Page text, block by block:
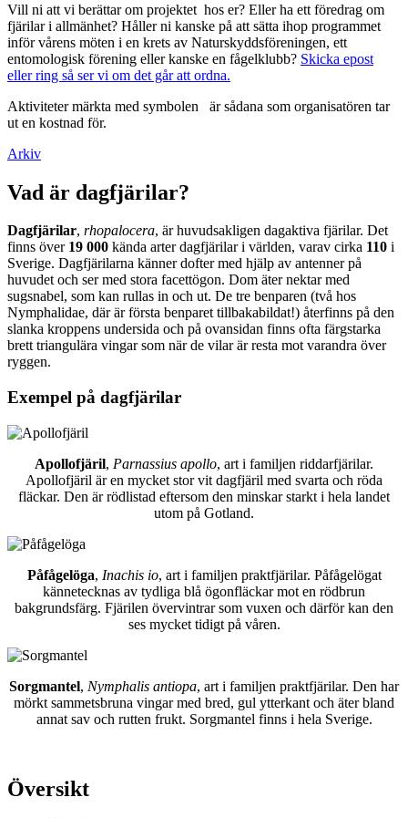
Vill ni att vi berättar om projektet hos er? Eller ha ett föredrag om
fjärilar i allmänhet? Håller ni kanske på att sätta ihop programmet
inför vårens möten i en krets av Naturskyddsföreningen, ett
entomologisk förening eller kanske en fågelklubb? Skicka epost
eller ring så ser vi om det går att ordna.
Aktiviteter märkta med symbolen
är sådana som organisatören tar
ut en kostnad för.
Arkiv
Vad är dagfjärilar?
Dagfjärilar, rhopalocera, är huvudsakligen dagaktiva fjärilar. Det
finns över 19 000 kända arter dagfjärilar i världen, varav cirka 110 i
Sverige. Dagfjärilarna känner dofter med hjälp av antenner på
huvudet och ser med stora facettögon. Dom äter nektar med
sugsnabel, som kan rullas in och ut. De tre benparen (två hos
Nymphalidae, där är första benparet tillbakabildat!) återfinns på den
slanka kroppens undersida och på ovansidan finns ofta färgstarka
brett triangulära vingar som när de vilar är resta mot varandra över
ryggen.
Exempel på dagfjärilar
Apollofjäril, Parnassius apollo, art i familjen riddarfjärilar.
Apollofjäril är en mycket stor vit dagfjäril med svarta och röda
fläckar. Den är rödlistad eftersom den minskar starkt i hela landet
utom på Gotland.
Påfågelöga, Inachis io, art i familjen praktfjärilar. Påfågelögat
kännetecknas av tydliga blå ögonfläckar mot en rödbrun
bakgrundsfärg. Fjärilen övervintrar som vuxen och därför kan den
ses mycket tidigt på våren.
Sorgmantel, Nymphalis antiopa, art i familjen praktfjärilar. Den har
mörkt sammetsbruna vingar med bred, gul ytterkant och äter bland
annat sav och rutten frukt. Sorgmantel finns i hela Sverige.
Översikt